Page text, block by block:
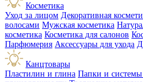
Косметика
Уход за лицом Декоративная
волосами Мужская косметика
косметика Косметика для салонов
Парфюмерия Аксессуары для ухода
Канцтовары
Пластилин и глина Папки и системы